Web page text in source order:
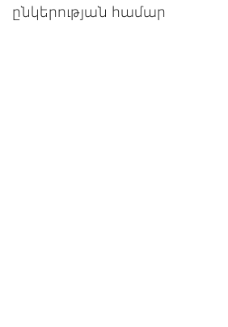
ընկերության համար